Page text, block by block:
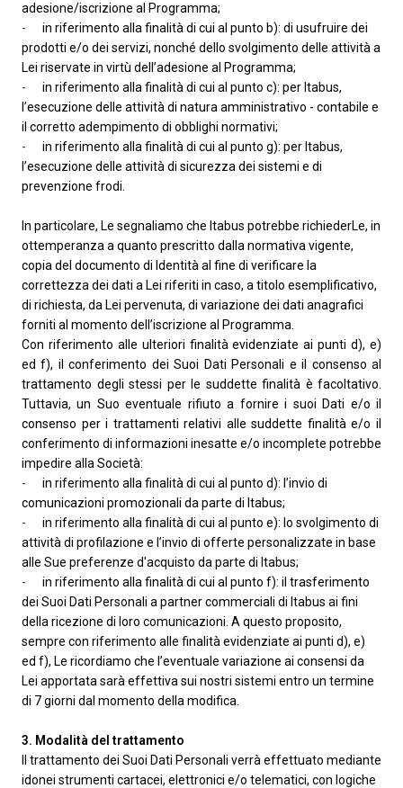
adesione/iscrizione al Programma;
- in riferimento alla finalità di cui al punto b): di usufruire dei
prodotti e/o dei servizi, nonché dello svolgimento delle attività a
Lei riservate in virtù dell’adesione al Programma;
- in riferimento alla finalità di cui al punto c): per Itabus,
l’esecuzione delle attività di natura amministrativo - contabile e
il corretto adempimento di obblighi normativi;
- in riferimento alla finalità di cui al punto g): per Itabus,
l’esecuzione delle attività di sicurezza dei sistemi e di
prevenzione frodi.
In particolare, Le segnaliamo che Itabus potrebbe richiederLe, in
ottemperanza a quanto prescritto dalla normativa vigente,
copia del documento di Identità al fine di verificare la
correttezza dei dati a Lei riferiti in caso, a titolo esemplificativo,
di richiesta, da Lei pervenuta, di variazione dei dati anagrafici
forniti al momento dell’iscrizione al Programma.
Con riferimento alle ulteriori finalità evidenziate ai punti d), e)
ed f), il conferimento dei Suoi Dati Personali e il consenso al
trattamento degli stessi per le suddette finalità è facoltativo.
Tuttavia, un Suo eventuale rifiuto a fornire i suoi Dati e/o il
consenso per i trattamenti relativi alle suddette finalità e/o il
conferimento di informazioni inesatte e/o incomplete potrebbe
impedire alla Società:
- in riferimento alla finalità di cui al punto d): l’invio di
comunicazioni promozionali da parte di Itabus;
- in riferimento alla finalità di cui al punto e): lo svolgimento di
attività di profilazione e l’invio di offerte personalizzate in base
alle Sue preferenze d'acquisto da parte di Itabus;
- in riferimento alla finalità di cui al punto f): il trasferimento
dei Suoi Dati Personali a partner commerciali di Itabus ai fini
della ricezione di loro comunicazioni. A questo proposito,
sempre con riferimento alle finalità evidenziate ai punti d), e)
ed f), Le ricordiamo che l’eventuale variazione ai consensi da
Lei apportata sarà effettiva sui nostri sistemi entro un termine
di 7 giorni dal momento della modifica.
3. Modalità del trattamento
Il trattamento dei Suoi Dati Personali verrà effettuato mediante
idonei strumenti cartacei, elettronici e/o telematici, con logiche